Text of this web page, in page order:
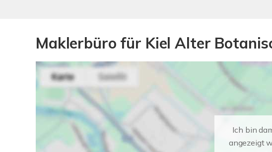
Maklerbüro für Kiel Alter
Ich bin
angezeigt